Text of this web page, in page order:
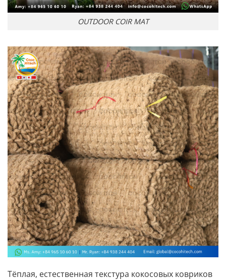
OUTDOOR COIR MAT
Тёплая, естественная текстура кокосовых ковриков